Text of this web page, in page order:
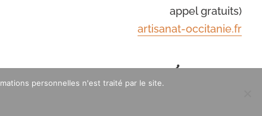
appel gratuits)
artisanat-occitanie.fr
personnelles n'est traité par le site.